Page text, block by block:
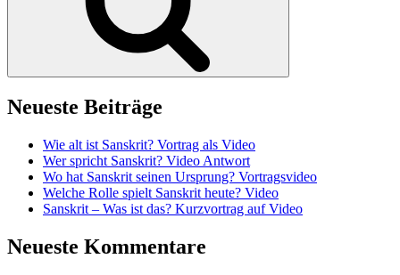
Neueste Beiträge
Wie alt ist Sanskrit? Vortrag als Video
Wer spricht Sanskrit? Video Antwort
Wo hat Sanskrit seinen Ursprung? Vortragsvideo
Welche Rolle spielt Sanskrit heute? Video
Sanskrit – Was ist das? Kurzvortrag auf Video
Neueste Kommentare